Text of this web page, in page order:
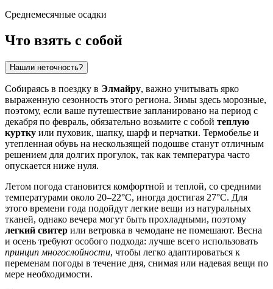
Среднемесячные осадки
Что взять с собой
Нашли неточность?
Собираясь в поездку в Элмайру, важно учитывать ярко
выраженную сезонность этого региона. Зимы здесь морозные,
поэтому, если ваше путешествие запланировано на период с
декабря по февраль, обязательно возьмите с собой теплую
куртку или пуховик, шапку, шарф и перчатки. Термобелье и
утепленная обувь на нескользящей подошве станут отличным
решением для долгих прогулок, так как температура часто
опускается ниже нуля.
Летом погода становится комфортной и теплой, со средними
температурами около 20–22°C, иногда достигая 27°C. Для
этого времени года подойдут легкие вещи из натуральных
тканей, однако вечера могут быть прохладными, поэтому
легкий свитер или ветровка в чемодане не помешают. Весна
и осень требуют особого подхода: лучше всего использовать
принцип многослойности, чтобы легко адаптироваться к
переменам погоды в течение дня, снимая или надевая вещи по
мере необходимости.